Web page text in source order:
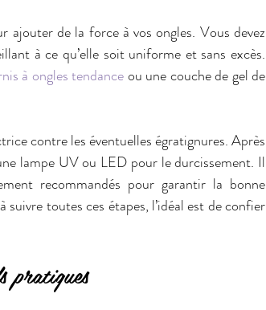
ajouter de la force à vos ongles. Vous devez
à ce qu’elle soit uniforme et sans excès.
à ongles tendance ou une couche de gel de
contre les éventuelles égratignures. Après
lampe UV ou LED pour le durcissement. Il
recommandés pour garantir la bonne
toutes ces étapes, l’idéal est de confier
pratiques